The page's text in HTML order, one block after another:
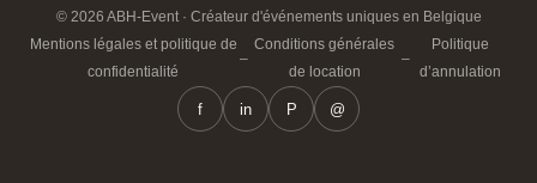
© 2026 ABH-Event · Créateur d'événements uniques en Belgique
Mentions légales et politique de
confidentialité
–
Conditions générales
de location
–
Politique
d’annulation
f in P @